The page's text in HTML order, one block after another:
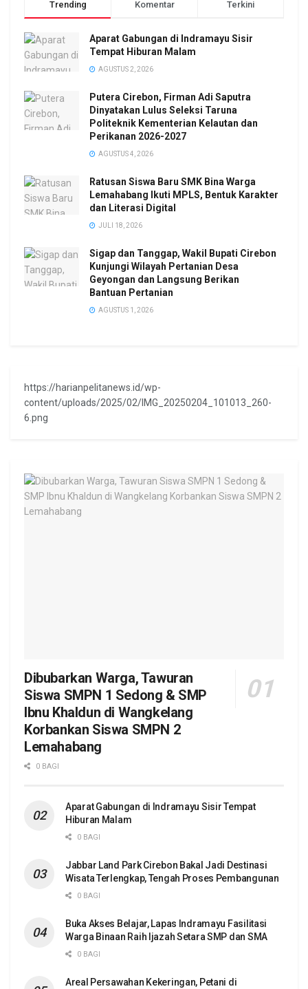
Trending Komentar Terkini
Aparat Gabungan di Indramayu Sisir
Tempat Hiburan Malam
AGUSTUS 2, 2026
Putera Cirebon, Firman Adi Saputra
Dinyatakan Lulus Seleksi Taruna
Politeknik Kementerian Kelautan dan
Perikanan 2026-2027
AGUSTUS 4, 2026
Ratusan Siswa Baru SMK Bina Warga
Lemahabang Ikuti MPLS, Bentuk Karakter
dan Literasi Digital
JULI 18, 2026
Sigap dan Tanggap, Wakil Bupati Cirebon
Kunjungi Wilayah Pertanian Desa
Geyongan dan Langsung Berikan
Bantuan Pertanian
AGUSTUS 1, 2026
https://harianpelitanews.id/wp-
content/uploads/2025/02/IMG_20250204_101013_260-
6.png
Dibubarkan Warga, Tawuran
Siswa SMPN 1 Sedong & SMP
Ibnu Khaldun di Wangkelang
Korbankan Siswa SMPN 2
Lemahabang
0 BAGI
Aparat Gabungan di Indramayu Sisir Tempat
Hiburan Malam
0 BAGI
Jabbar Land Park Cirebon Bakal Jadi Destinasi
Wisata Terlengkap, Tengah Proses Pembangunan
0 BAGI
Buka Akses Belajar, Lapas Indramayu Fasilitasi
Warga Binaan Raih Ijazah Setara SMP dan SMA
0 BAGI
Areal Persawahan Kekeringan, Petani di